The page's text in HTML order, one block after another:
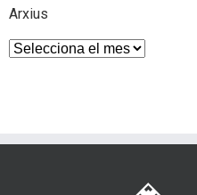
Arxius
Arxius